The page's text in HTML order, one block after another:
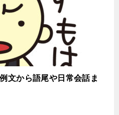
文から語尾や日常会話ま